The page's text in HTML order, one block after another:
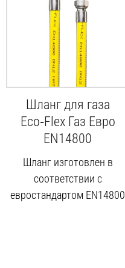
Шланг для газа
Eco‑Flex Газ Евро
EN14800
Шланг изготовлен в
соответствии с
евростандартом EN14800